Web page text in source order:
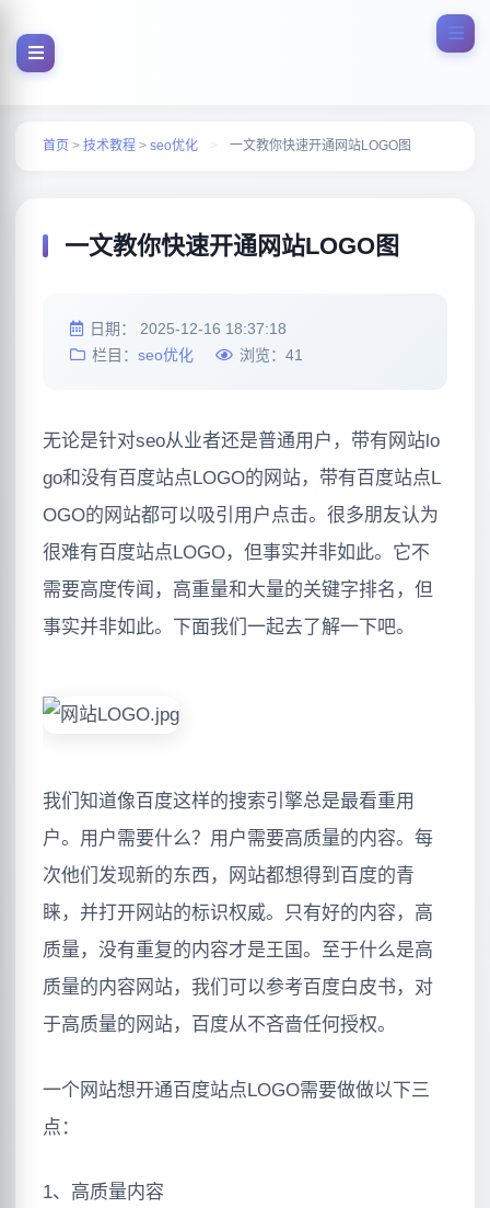
首页 > 技术教程 > seo优化 > 一文教你快速开通网站LOGO图
一文教你快速开通网站LOGO图
日期： 2025-12-16 18:37:18
栏目： seo优化 浏览： 41
无论是针对seo从业者还是普通用户，带有网站lo
go和没有百度站点LOGO的网站，带有百度站点L
OGO的网站都可以吸引用户点击。很多朋友认为
很难有百度站点LOGO，但事实并非如此。它不
需要高度传闻，高重量和大量的关键字排名，但
事实并非如此。下面我们一起去了解一下吧。
我们知道像百度这样的搜索引擎总是最看重用
户。用户需要什么？用户需要高质量的内容。每
次他们发现新的东西，网站都想得到百度的青
睐，并打开网站的标识权威。只有好的内容，高
质量，没有重复的内容才是王国。至于什么是高
质量的内容网站，我们可以参考百度白皮书，对
于高质量的网站，百度从不吝啬任何授权。
一个网站想开通百度站点LOGO需要做做以下三
点：
1、高质量内容